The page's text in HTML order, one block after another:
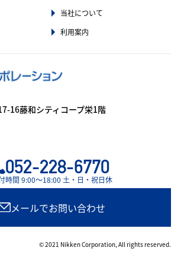
当社について
利用案内
16藤和シティコープ栄1階
052-228-6770
時間 9:00〜18:00 土・日・祝日休
メールでお問い合わせ
© 2021 Nikken Corporation, All rights reserved.